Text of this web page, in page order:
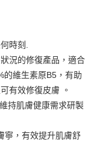
銀行
商業銀行
商業銀行
銀行
行
商業銀行
灣）商業銀行
時刻.
況的修復產品，適合
的維生素原B5，有助
有效修復皮膚 。
持肌膚健康需求研製
，有效提升肌膚舒